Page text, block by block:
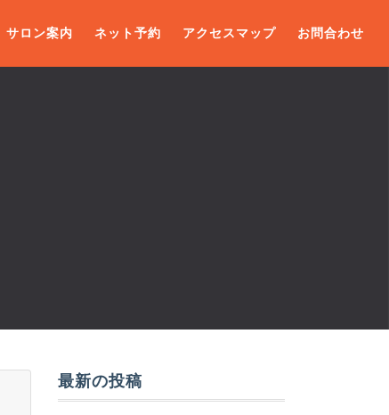
サロン案内 ネット予約 アクセスマップ お問合わせ
最新の投稿